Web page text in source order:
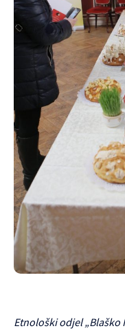
Etnološki odjel